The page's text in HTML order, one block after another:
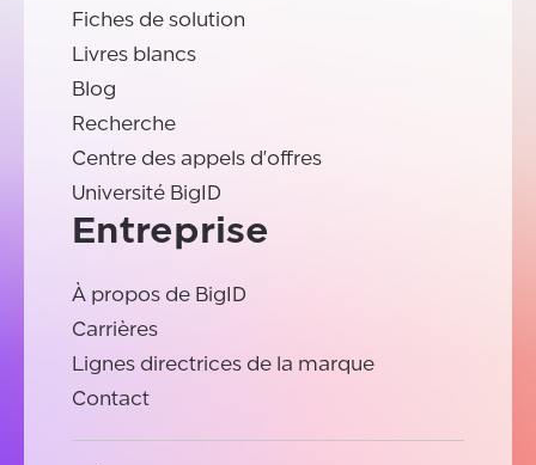
Fiches de solution
Livres blancs
Blog
Recherche
Centre des appels d'offres
Université BigID
Entreprise
À propos de BigID
Carrières
Lignes directrices de la marque
Contact